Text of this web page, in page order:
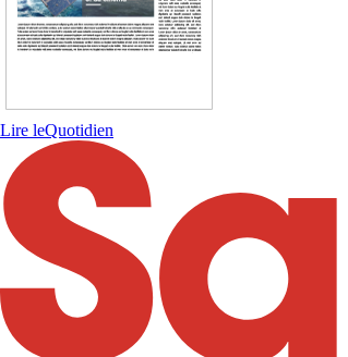
Lire leQuotidien